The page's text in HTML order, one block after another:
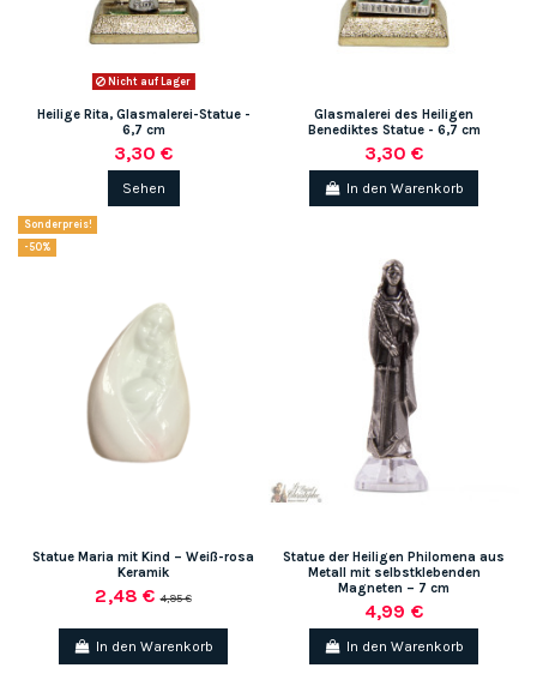
Nicht auf Lager
Heilige Rita, Glasmalerei-Statue -
6,7 cm
3,30 €
Sehen
Glasmalerei des Heiligen
Benediktes Statue - 6,7 cm
3,30 €
In den Warenkorb
Sonderpreis!
-50%
Statue Maria mit Kind – Weiß-rosa
Keramik
2,48 €4,95 €
In den Warenkorb
Statue der Heiligen Philomena aus
Metall mit selbstklebenden
Magneten – 7 cm
4,99 €
In den Warenkorb